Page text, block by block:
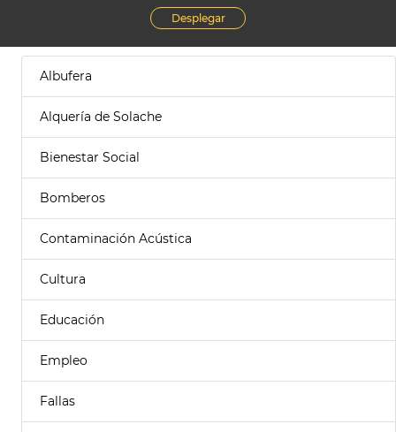
Desplegar
Albufera
Alquería de Solache
Bienestar Social
Bomberos
Contaminación Acústica
Cultura
Educación
Empleo
Fallas